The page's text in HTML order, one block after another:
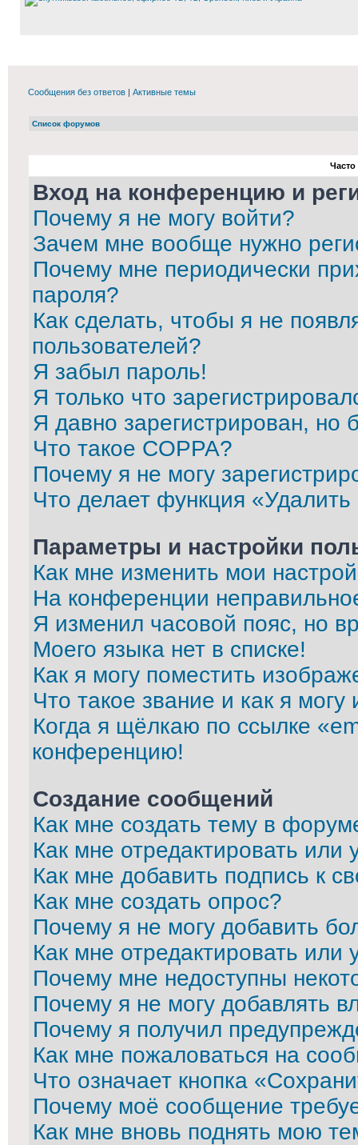
Сообщения без ответов | Активные темы
Список форумов
Вход на конференцию и
Почему я не могу войти?
Зачем мне вообще нужно
Почему мне периодически
пароля?
Как сделать, чтобы я не
пользователей?
Я забыл пароль!
Я только что
Я давно зарегистрирован, но
Что такое COPPA?
Почему я не могу
Что делает функция
Параметры и настройки
Как мне изменить мои
На конференции
Я изменил часовой пояс, но
Моего языка нет в списке!
Как я могу поместить
Что такое звание и как я могу
Когда я щёлкаю по ссылке
конференцию!
Создание сообщений
Как мне создать тему в
Как мне отредактировать
Как мне добавить подпись к
Как мне создать опрос?
Почему я не могу добавить
Как мне отредактировать или
Почему мне недоступны
Почему я не могу добавлять
Почему я получил
Как мне пожаловаться на
Что означает кнопка
Почему моё сообщение
Как мне вновь поднять мою